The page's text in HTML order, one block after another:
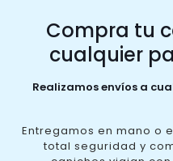
Compra tu
cualquier
Realizamos envíos a
Entregamos en mano o
total seguridad y